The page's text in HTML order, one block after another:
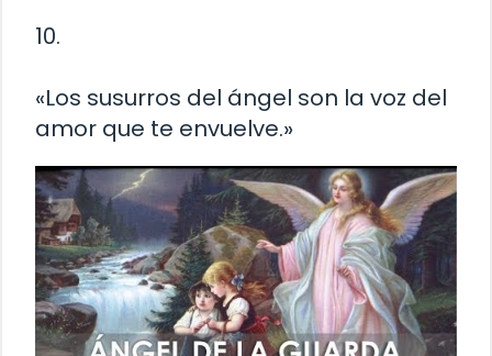
10.
«Los susurros del ángel son la voz del
amor que te envuelve.»